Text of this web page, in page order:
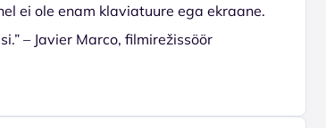
ei ole enam klaviatuure ega ekraane.
– Javier Marco, filmirežissöör